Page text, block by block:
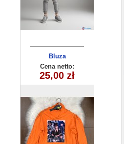
Bluza
dziecięca
(6-16) 6szt
Cena netto:
25,00 zł
Bluzka
dziecięca
180626-21(6-16)
6szt
Cena netto:
15,00 zł